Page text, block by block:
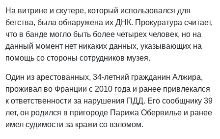
На витрине и скутере, который использовался для
бегства, была обнаружена их ДНК. Прокуратура считает,
что в банде могло быть более четырех человек, но на
данный момент нет никаких данных, указывающих на
помощь со стороны сотрудников музея.
Один из арестованных, 34-летний гражданин Алжира,
проживал во Франции с 2010 года и ранее привлекался
к ответственности за нарушения ПДД. Его сообщнику 39
лет, он родился в пригороде Парижа Обервилье и ранее
имел судимости за кражи со взломом.